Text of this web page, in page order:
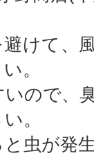
けて、
。
ので、
。
虫が発